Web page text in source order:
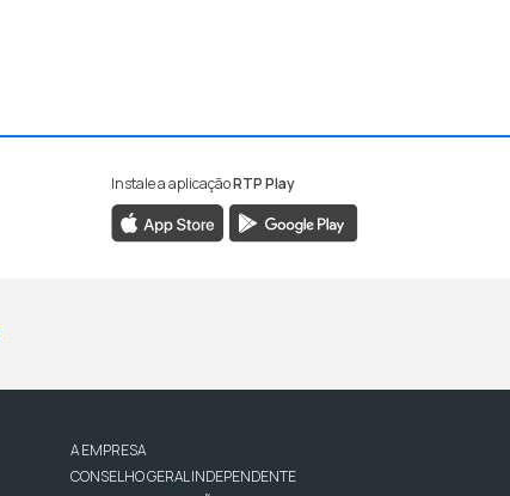
Instale a aplicaçãoRTP Play
A EMPRESA
CONSELHO GERAL INDEPENDENTE